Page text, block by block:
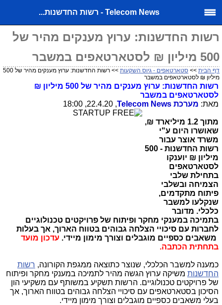
Telecom News - רשות החדשנות...
רשות החדשנות: ערוץ מענקים מהיר של
500 מיליון ₪ לסטארטאפים במשבר
דף הבית >> סטארטאפים - גיוס השקעות
>> רשות החדשנות: ערוץ מענקים מהיר של 500
מיליון ₪ לסטארטאפים במשבר
רשות החדשנות: ערוץ מענקים מהיר של 500 מיליון ₪
לסטארטאפים במשבר
מאת: מערכת Telecom News
, 22.4.20, 18:00
מתוך 1.2 מיליארד ₪,
שאושרו היום ע"י
משרד אוצר עבור
רשות החדשנות - 500
מיליון ₪ יוענקו
לסטארטאפים
בתחילת שלבי
הצמיחה ובשלבי
פיתוח מתקדמים,
שנקלעו למשבר
כלכלי. מדובר
בתמיכה במענקי מחקר ופיתוח של פרויקטים טכנולוגיים
לחברות עם סיכויי הצלחה גבוהים בטווח הארוך, אך בעלות
משאבים כספיים מוגבלים וצורך מימון מיידי. עדכון מועד
בתחתית הכתבה.
כמענה למשבר הכלכלי, שנוצר כתוצאה ממגפת הקורונה, רשות
החדשנות משיקה ערוץ הגשה מהיר לתמיכה במענקי מחקר ופיתוח
של פרויקטים טכנולוגיים. הרשות תשקיע במשותף עם משקיעי הון
הסיכון בסטארטאפים עם סיכויי הצלחה גבוהים בטווח הארוך, אך
בעלי משאבים כספיים מוגבלים וצורך מימון מיידי.